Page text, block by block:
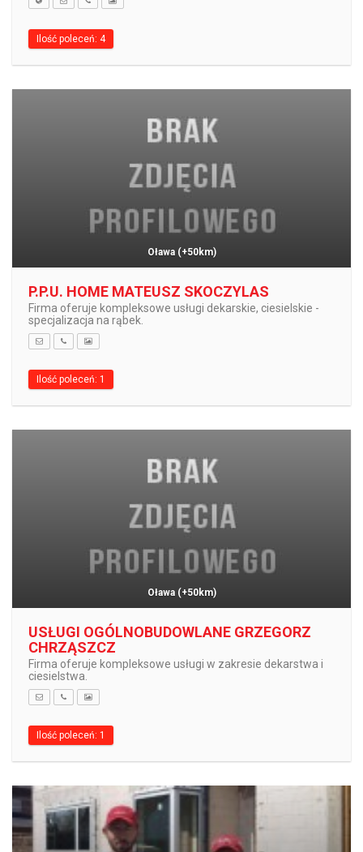
Ilość poleceń: 4
Oława(+50km)
P.P.U. HOME MATEUSZ SKOCZYLAS
Firma oferuje kompleksowe usługi dekarskie, ciesielskie -
specjalizacja na rąbek.
Ilość poleceń: 1
Oława(+50km)
USŁUGI OGÓLNOBUDOWLANE GRZEGORZ
CHRZĄSZCZ
Firma oferuje kompleksowe usługi w zakresie dekarstwa i
ciesielstwa.
Ilość poleceń: 1